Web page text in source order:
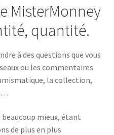
MisterMonney
quantité.
à des questions que vous
ou les commentaires
la collection,
mieux, étant
de plus en plus